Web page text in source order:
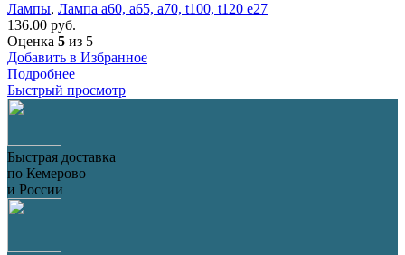
Лампы, Лампа а60, а65, а70, t100, t120 е27
136.00 руб.
Оценка 5 из 5
Добавить в Избранное
Подробнее
Быстрый просмотр
Быстрая доставка
по Кемерово
и России